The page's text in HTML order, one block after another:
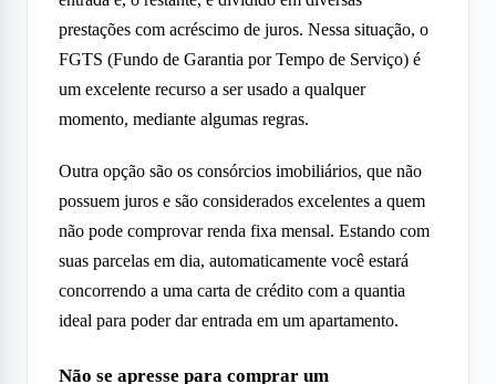
prestações com acréscimo de juros. Nessa situação, o
FGTS (Fundo de Garantia por Tempo de Serviço) é
um excelente recurso a ser usado a qualquer
momento, mediante algumas regras.
Outra opção são os consórcios imobiliários, que não
possuem juros e são considerados excelentes a quem
não pode comprovar renda fixa mensal. Estando com
suas parcelas em dia, automaticamente você estará
concorrendo a uma carta de crédito com a quantia
ideal para poder dar entrada em um apartamento.
Não se apresse para comprar um